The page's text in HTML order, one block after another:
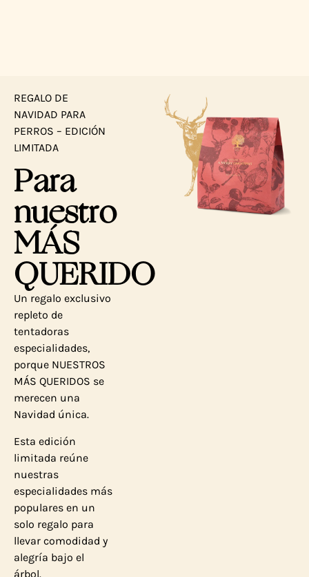
REGALO DE
NAVIDAD PARA
PERROS – EDICIÓN
LIMITADA
Para
nuestro
MÁS
QUERIDO
Un regalo exclusivo
repleto de
tentadoras
especialidades,
porque NUESTROS
MÁS QUERIDOS se
merecen una
Navidad única.
Esta edición
limitada reúne
nuestras
especialidades más
populares en un
solo regalo para
llevar comodidad y
alegría bajo el
árbol.